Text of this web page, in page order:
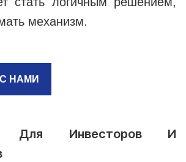
механизм.
НАМИ
Для Инвесторов И